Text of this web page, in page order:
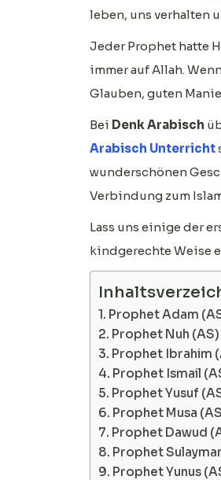
leben, uns verhalten
Jeder Prophet hatte
immer auf Allah.
Glauben, guten
Bei Denk Arabisch
Arabisch Unterricht
wunderschönen
Verbindung zum
Lass uns einige der
kindgerechte Weise
1. Prophet Adam
2. Prophet Nuh
3. Prophet Ibrahim
4. Prophet Ismail
5. Prophet Yusuf
6. Prophet Musa
7. Prophet Dawud
8. Prophet
9. Prophet Yunus